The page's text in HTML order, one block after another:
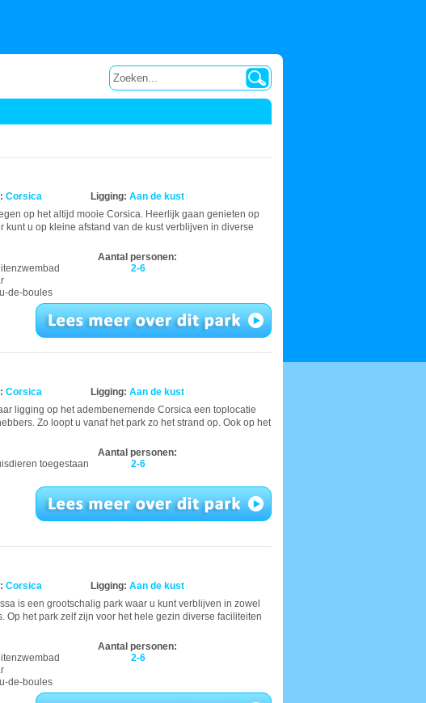
Corsica Ligging: Aan de kust
op het altijd mooie Corsica. Heerlijk gaan genieten op
kunt u op kleine afstand van de kust verblijven in diverse
de-boules
Aantal personen:
2-6
Corsica Ligging: Aan de kust
ligging op het adembenemende Corsica een toplocatie
Zo loopt u vanaf het park zo het strand op. Ook op het
toegestaan
Aantal personen:
2-6
Corsica Ligging: Aan de kust
is een grootschalig park waar u kunt verblijven in zowel
Op het park zelf zijn voor het hele gezin diverse faciliteiten
de-boules
Aantal personen:
2-6